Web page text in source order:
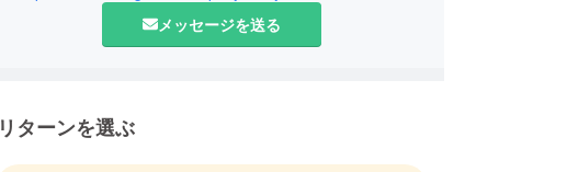
ミュニティスペースを開設しました。（オープン2020年1
しい時間をつくっていきたいと思っています！
メッセージを送る
リターンを選ぶ